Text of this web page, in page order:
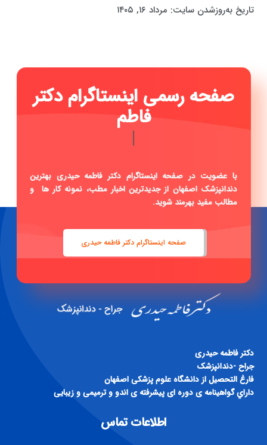
تاریخ به‌روزشدن سایت: مرداد ۱۶, ۱۴۰۵
صفحه رسمی اینستاگرام دکتر
فاطمه حیدری .
|
با عضویت در صفحه اینستاگرام دکتر فاطمه حیدری بهترین
دندانپزشک اصفهان از جدیدترین اخبار مطب، نمونه کار ها و
مطالب مفید بهرمند شوید.
صفحه اینستاگرام دکتر فاطمه حیدری
دكتر فاطمه حيدری
جراح -دندانپزشک
فارغ التحصيل از دانشگاه علوم پزشكی اصفهان
داراي گواهينامه ی دوره ای پيشرفته ی اندو و ترميمی و زيبايی
اطلاعات تماس